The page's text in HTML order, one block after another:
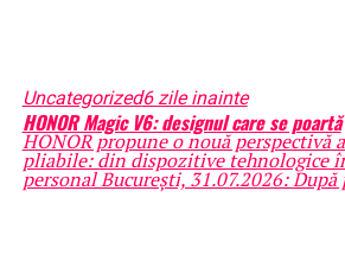
Uncategorized6 zile inainte
HONOR Magic V6: designul care se poartă
HONOR propune o nouă perspectivă
pliabile: din dispozitive tehnologice
personal București, 31.07.2026: După